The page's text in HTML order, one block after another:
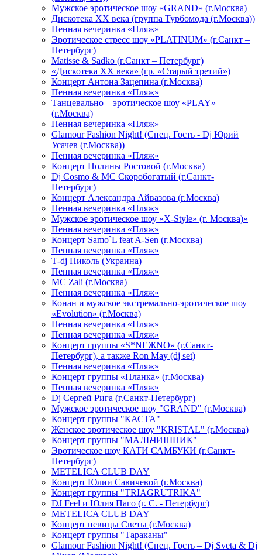
Мужское эротическое шоу «GRAND» (г.Москва)
Дискотека XX века (группа Турбомода (г.Москва))
Пенная вечеринка «Пляж»
Эротическое стресс шоу «PLATINUM» (г.Санкт –
Петербург)
Matisse & Sadko (г.Санкт – Петербург)
«Дискотека ХХ века» (гр. «Старый третий»)
Концерт Антона Зацепина (г.Москва)
Пенная вечеринка «Пляж»
Танцевально – эротическое шоу «PLAY»
(г.Москва)
Пенная вечеринка «Пляж»
Glamour Fashion Night! (Спец. Гость - Dj Юрий
Усачев (г.Москва))
Пенная вечеринка «Пляж»
Концерт Полины Ростовой (г.Москва)
Dj Cosmo & МС Скоробогатый (г.Санкт-
Петербург)
Концерт Александра Айвазова (г.Москва)
Пенная вечеринка «Пляж»
Мужское эротическое шоу «X-Style» (г. Москва)»
Пенная вечеринка «Пляж»
Концерт Samo`L feat A-Sen (г.Москва)
Пенная вечеринка «Пляж»
Т-dj Николь (Украина)
Пенная вечеринка «Пляж»
МС Zali (г.Москва)
Пенная вечеринка «Пляж»
Конан и мужское экстремально-эротическое шоу
«Evolution» (г.Москва)
Пенная вечеринка «Пляж»
Пенная вечеринка «Пляж»
Концерт группы «S*NEЖNO» (г.Санкт-
Петербург), а также Ron May (dj set)
Пенная вечеринка «Пляж»
Концерт группы «Планка» (г.Москва)
Пенная вечеринка «Пляж»
Dj Сергей Рига (г.Санкт-Петербург)
Мужское эротическое шоу "GRAND" (г.Москва)
Концерт группы "КАСТА"
Женское эротическое шоу "KRISTAL" (г.Москва)
Концерт группы "МАЛЬЧИШНИК"
Эротическое шоу КАТИ САМБУКИ (г.Санкт-
Петербург)
METELICA CLUB DAY
Концерт Юлии Савичевой (г.Москва)
Концерт группы "TRIAGRUTRIKA"
DJ Feel и Юлия Паго (г. С. - Петербург)
METELICA CLUB DAY
Концерт певицы Светы (г.Москва)
Концерт группы "Тараканы"
Glamour Fashion Night! (Спец. Гость – Dj Sveta & Dj